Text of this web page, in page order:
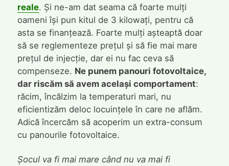
reale. Și ne-am dat seama că foarte mulți
oameni își pun kitul de 3 kilowați, pentru că
asta se finanțează. Foarte mulți așteaptă doar
să se reglementeze prețul și să fie mai mare
prețul de injecție, dar ei nu fac ceva să
compenseze. Ne punem panouri fotovoltaice,
dar riscăm să avem același comportament:
răcim, încălzim la temperaturi mari, nu
eficientizăm deloc locuințele în care ne aflăm.
Adică încercăm să acoperim un extra-consum
cu panourile fotovoltaice.
Șocul va fi mai mare când nu va mai fi